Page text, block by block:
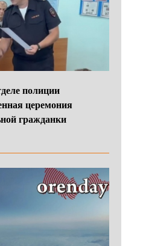
полиции
церемония
гражданки